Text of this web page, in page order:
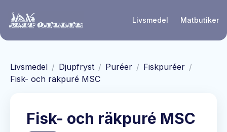
Livsmedel Matbutiker
Livsmedel / Djupfryst / Puréer / Fiskpuréer /
Fisk- och räkpuré MSC
Fisk- och räkpuré MSC